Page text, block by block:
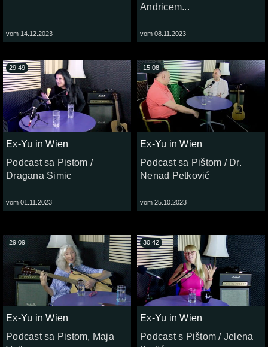
vom 14.12.2023
Andricem...
vom 08.11.2023
Ex-Yu in Wien
Podcast sa Pistom /
Dragana Simic
vom 01.11.2023
29:49
Ex-Yu in Wien
Podcast sa Pištom / Dr.
Nenad Petković
vom 25.10.2023
15:08
Ex-Yu in Wien
Podcast sa Pistom, Maja
29:09
Ex-Yu in Wien
Podcast s Pištom / Jelena
30:42